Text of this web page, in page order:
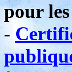
pour
-